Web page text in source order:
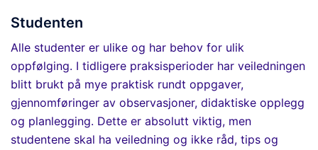
Studenten
Alle studenter er ulike og har behov for ulik
oppfølging. I tidligere praksisperioder har veiledningen
blitt brukt på mye praktisk rundt oppgaver,
gjennomføringer av observasjoner, didaktiske opplegg
og planlegging. Dette er absolutt viktig, men
studentene skal ha veiledning og ikke råd, tips og